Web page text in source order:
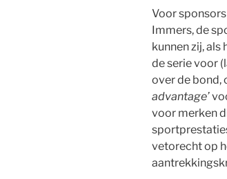
Voor
Immers, de
kunnen zij, als
de serie voor
over de bond,
advantage’
voor merken
vetorecht op